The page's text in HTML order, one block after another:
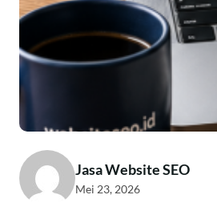
Jasa Website SEO
Mei 23, 2026